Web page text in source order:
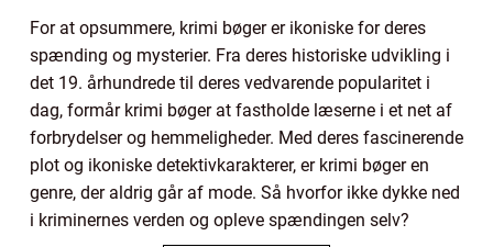
For at opsummere, krimi bøger er ikoniske for deres
spænding og mysterier. Fra deres historiske udvikling i
det 19. århundrede til deres vedvarende popularitet i
dag, formår krimi bøger at fastholde læserne i et net af
forbrydelser og hemmeligheder. Med deres fascinerende
plot og ikoniske detektivkarakterer, er krimi bøger en
genre, der aldrig går af mode. Så hvorfor ikke dykke ned
i kriminernes verden og opleve spændingen selv?